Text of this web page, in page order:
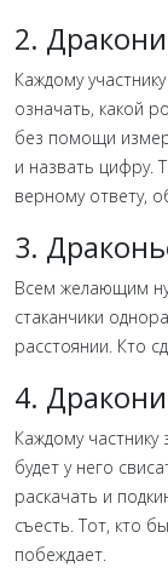
2.
Каждому
означать, какой
без помощи
и назвать цифру.
верному ответу,
3.
Всем желающим
стаканчики
расстоянии. Кто
4.
Каждому частнику
будет у него
раскачать и
съесть. Тот, кто
побеждает.